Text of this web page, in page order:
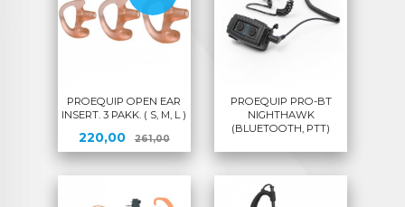
PROEQUIP OPEN EAR
INSERT. 3 PAKK. ( S, M, L )
Tilbud
220,00 261,00Rabatt
PROEQUIP PRO-BT
NIGHTHAWK
(BLUETOOTH, PTT)